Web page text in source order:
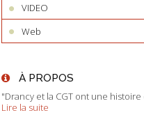
VIDEO
Web
À PROPOS
"Drancy et la CGT ont une
Lire la suite